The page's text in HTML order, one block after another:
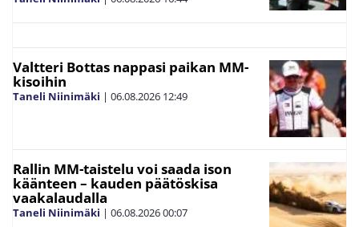
Valtteri Bottas nappasi paikan MM-
kisoihin
Taneli Niinimäki | 06.08.2026 12:49
Rallin MM-taistelu voi saada ison
käänteen – kauden päätöskisa
vaakalaudalla
Taneli Niinimäki | 06.08.202600:07